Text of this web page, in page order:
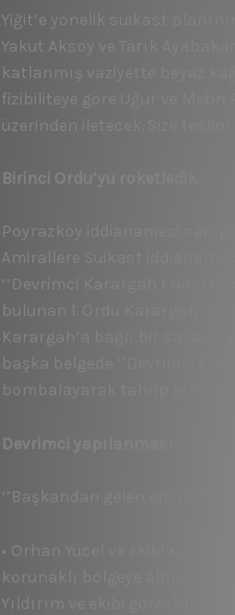
Yiğit’e yönelik suikast
Yakut Aksoy ve Tarık
katlanmış vaziyette beyaz
fizibiliteye göre Uğur ve Metin
üzerinden iletecek. Size
Birinci Ordu’yu roketledik
Poyrazköy iddianamesi
Amirallere Suikast
‘’Devrimci Karargah 1 Nolu
bulunan 1. Ordu
Karargah’a bağlı bir
başka belgede ‘’Devrimci
bombalayarak tahrip
Devrimci yapılanması
‘’Başkandan gelen emirler’’
• Orhan Yücel ve ekibi
korunaklı bölgeye alma) •
Yıldırım ve ekibi görevlidir.